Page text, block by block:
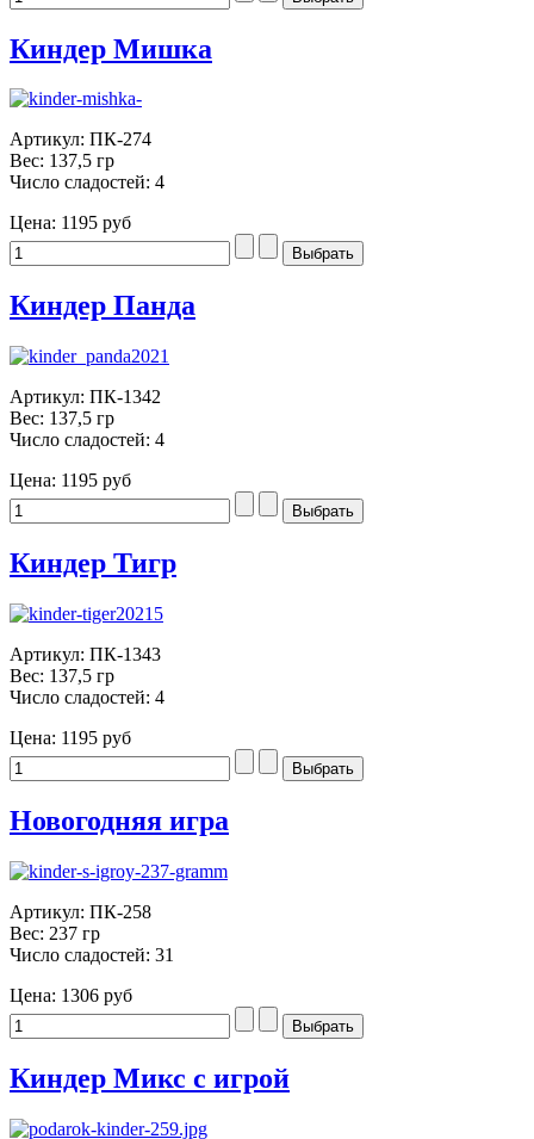
Киндер Мишка
Артикул: ПК-274
Вес: 137,5 гр
Число сладостей: 4
Цена: 1195 руб
Киндер Панда
Артикул: ПК-1342
Вес: 137,5 гр
Число сладостей: 4
Цена: 1195 руб
Киндер Тигр
Артикул: ПК-1343
Вес: 137,5 гр
Число сладостей: 4
Цена: 1195 руб
Новогодняя игра
Артикул: ПК-258
Вес: 237 гр
Число сладостей: 31
Цена: 1306 руб
Киндер Микс с игрой